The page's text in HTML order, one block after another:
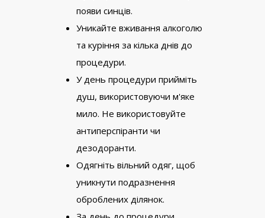
появи синців.
Уникайте вживання алкоголю
та куріння за кілька днів до
процедури.
У день процедури прийміть
душ, використовуючи м'яке
мило. Не використовуйте
антиперспіранти чи
дезодоранти.
Одягніть вільний одяг, щоб
уникнути подразнення
оброблених ділянок.